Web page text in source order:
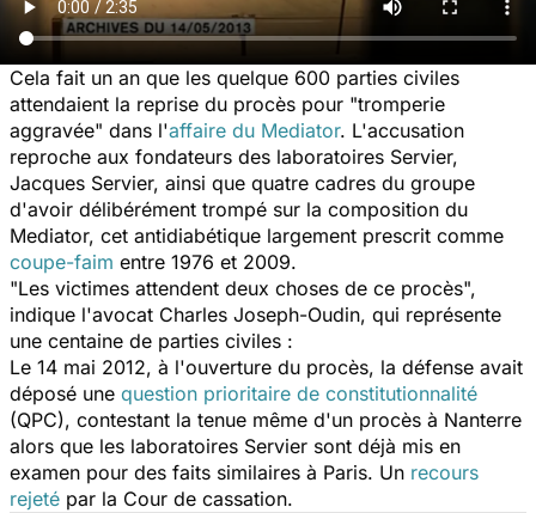
Cela fait un an que les quelque 600 parties civiles
attendaient la reprise du procès pour "tromperie
aggravée" dans l'affaire du Mediator. L'accusation
reproche aux fondateurs des laboratoires Servier,
Jacques Servier, ainsi que quatre cadres du groupe
d'avoir délibérément trompé sur la composition du
Mediator, cet antidiabétique largement prescrit comme
coupe-faim entre 1976 et 2009.
"Les victimes attendent deux choses de ce procès",
indique l'avocat Charles Joseph-Oudin, qui représente
une centaine de parties civiles :
Le 14 mai 2012, à l'ouverture du procès, la défense avait
déposé une question prioritaire de constitutionnalité
(QPC), contestant la tenue même d'un procès à Nanterre
alors que les laboratoires Servier sont déjà mis en
examen pour des faits similaires à Paris. Un recours
rejeté par la Cour de cassation.